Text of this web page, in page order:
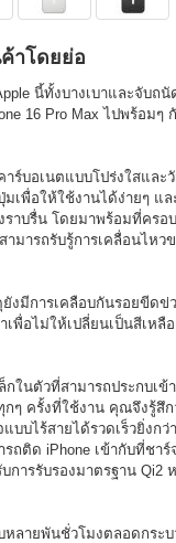
าโดยย่อ
นี้ทั้งบางเบาและจับถ
16 Pro Max ไปพร้อมๆ
าร์บอเนตแบบโปร่งใสแล
เพื่อให้ใช้งานได้ง่ายๆ แ
ราบรื่น โดยมาพร้อมที่คร
มารถรับรู้การเคลื่อนไหว
งมีการเคลือบกันรอยขีดข่
เพื่อไม่ให้เปลี่ยนเป็นสีเหลื
ในตัวที่สามารถประกบเข้
กๆ ครั้งที่ใช้งาน คุณจึงรู้สึ
บบไร้สายได้รวดเร็วยิ่งกว่
ถติด iPhone เข้ากับที่ชาร์
การรับรองมาตรฐาน Qi2
หลายพันชั่วโมงตลอดกระ